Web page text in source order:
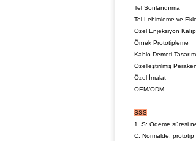
Tel Sonlandırma
Tel Lehimleme ve
Özel Enjeksiyon
Örnek Prototipleme
Kablo Demeti
Özelleştirilmiş
Özel İmalat
OEM/ODM
SSS
1. S: Ödeme süresi
C: Normalde,